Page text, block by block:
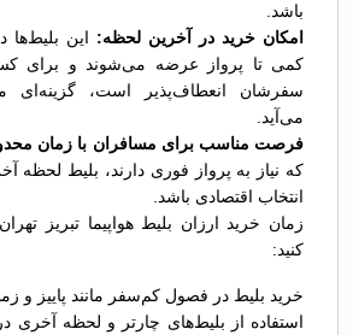
باشد.
امکان خرید در آخرین لحظه: این بلیط‌ها
کمی تا پرواز عرضه می‌شوند و برای
سفرشان انعطاف‌پذیر است، گزینه‌ای
می‌آید.
فرصت مناسب برای مسافران با زمان
که نیاز به پرواز فوری دارند، بلیط لحظه
انتخاب اقتصادی باشد.
زمان خرید ارزان بلیط هواپیما تبریز
کنید:
خرید بلیط در فصول کم‌سفر مانند پاییز و
استفاده از بلیط‌های چارتر و لحظه